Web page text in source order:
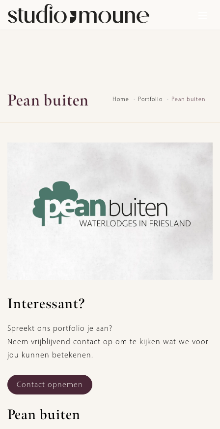
Home Portfolio Pean buiten
Pean buiten
Interessant?
Spreekt ons portfolio je aan?
Neem vrijblijvend contact op om te kijken wat we voor
jou kunnen betekenen.
Contact opnemen
Pean buiten